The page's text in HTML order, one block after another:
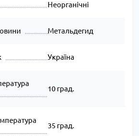
Неорганічні
Метальдегид
Україна
10 град.
35 град.